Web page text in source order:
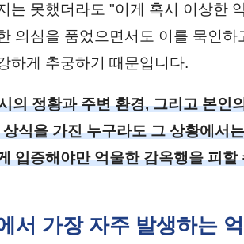
는 못했더라도 "이게 혹시 이상한
의심을 품었으면서도 이를 묵인
하게 추궁하기 때문입니다.
의 정황과 주변 환경, 그리고 본인
식을 가진 누구라도 그 상황에서
입증해야만 억울한 감옥행을 피할
서 가장 자주 발생하는